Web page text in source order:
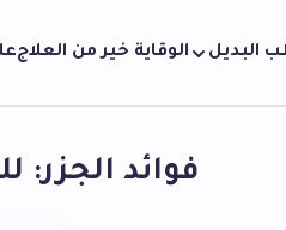
البديل الوقاية خير من العلاج
فوائد الجزر: